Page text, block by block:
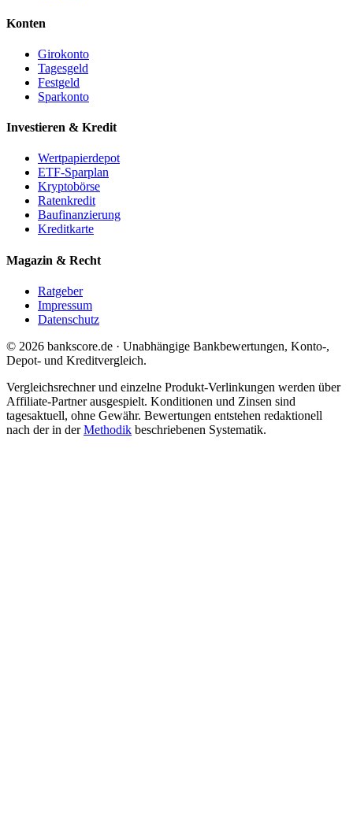
Konten
Girokonto
Tagesgeld
Festgeld
Sparkonto
Investieren & Kredit
Wertpapierdepot
ETF-Sparplan
Kryptobörse
Ratenkredit
Baufinanzierung
Kreditkarte
Magazin & Recht
Ratgeber
Impressum
Datenschutz
© 2026 bankscore.de · Unabhängige Bankbewertungen, Konto-,
Depot- und Kreditvergleich.
Vergleichsrechner und einzelne Produkt-Verlinkungen werden über
Affiliate-Partner ausgespielt. Konditionen und Zinsen sind
tagesaktuell, ohne Gewähr. Bewertungen entstehen redaktionell
nach der in derMethodik beschriebenen Systematik.